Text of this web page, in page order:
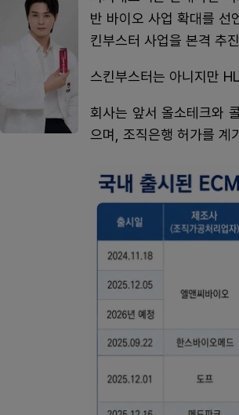
반 바이오 사업 확대를 선
킨부스터 사업을 본격 추
스킨부스터는 아니지만
회사는 앞서 올소테크와
으며, 조직은행 허가를 계